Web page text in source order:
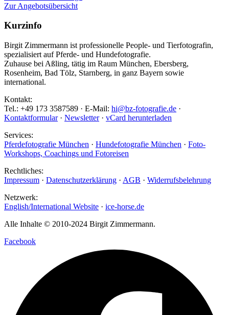
Zur Angebotsübersicht
Kurzinfo
Birgit Zimmermann ist professionelle People- und Tierfotografin,
spezialisiert auf Pferde- und Hundefotografie.
Zuhause bei Aßling, tätig im Raum München, Ebersberg,
Rosenheim, Bad Tölz, Starnberg, in ganz Bayern sowie
international.
Kontakt:
Tel.: +49 173 3587589 · E-Mail: hi@bz-fotografie.de ·
Kontaktformular· Newsletter· vCard herunterladen
Services:
Pferdefotografie München · Hundefotografie München · Foto-
Workshops, Coachings und Fotoreisen
Rechtliches:
Impressum · Datenschutzerklärung · AGB · Widerrufsbelehrung
Netzwerk:
English/International Website · ice-horse.de
Alle Inhalte © 2010-2024 Birgit Zimmermann.
Facebook